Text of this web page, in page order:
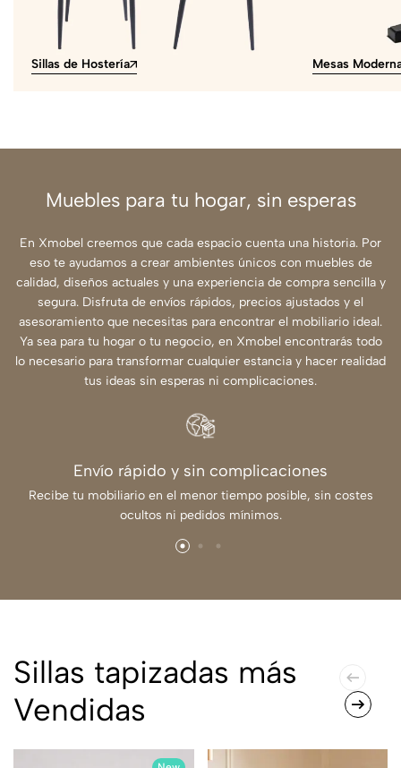
Sillas de Hostería Mesas
Muebles para tu hogar, sin esperas
En Xmobel creemos que cada espacio cuenta una historia. Por
eso te ayudamos a crear ambientes únicos con muebles de
calidad, diseños actuales y una experiencia de compra sencilla y
segura. Disfruta de envíos rápidos, precios ajustados y el
asesoramiento que necesitas para encontrar el mobiliario ideal.
Ya sea para tu hogar o tu negocio, en Xmobel encontrarás todo
lo necesario para transformar cualquier estancia y hacer realidad
tus ideas sin esperas ni complicaciones.
Envío rápido y sin complicaciones
Recibe tu mobiliario en el menor tiempo posible, sin costes
ocultos ni pedidos mínimos.
Sillas tapizadas más
Vendidas